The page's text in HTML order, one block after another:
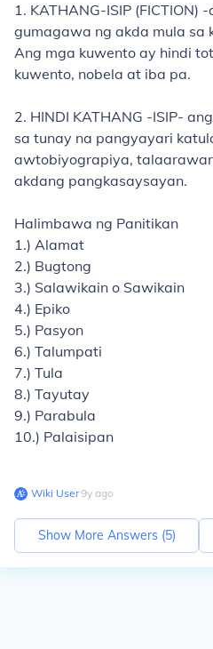
1. KATHANG-ISIP (FICTION)
gumagawa ng akda mula sa
Ang mga kuwento ay hindi
kuwento, nobela at iba pa.
2. HINDI KATHANG -ISIP-
sa tunay na pangyayari
awtobiyograpiya,
akdang pangkasaysayan.
Halimbawa ng Panitikan
1.) Alamat
2.) Bugtong
3.) Salawikain o Sawikain
4.) Epiko
5.) Pasyon
6.) Talumpati
7.) Tula
8.) Tayutay
9.) Parabula
10.) Palaisipan
Wiki User∙9y ago
Show More Answers (5)